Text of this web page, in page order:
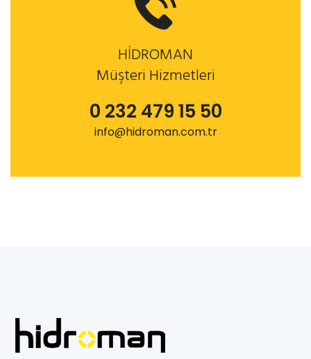
HİDROMAN
Müşteri Hizmetleri
0 232 479 15 50
info@hidroman.com.tr